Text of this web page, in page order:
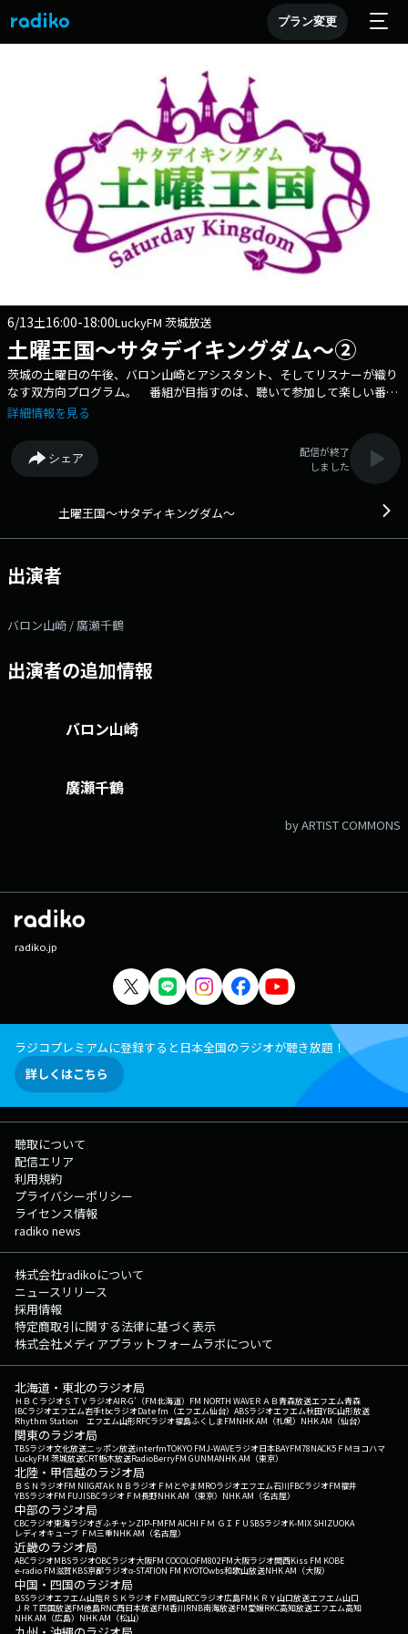
プラン変更
6/13土16:00-18:00LuckyFM 茨城放送
土曜王国～サタデイキングダム～②
茨城の土曜日の午後、バロン山崎とアシスタント、そしてリスナーが織り
なす双方向プログラム。 番組が目指すのは、聴いて参加して楽しい番組
です。 長期政権になりつつあるバロン国王と3代目アシスタント廣瀬千
キニスト）になりませんか。▼14:45「サタキンスペシャル」 ■第2週
【なりきりクエスト】 バロンと廣瀬に読んで欲しい文章・短文・フレー
ズなどをどんな風に読んで欲しいかを指定して送ってもらい、出来る限り
に関する話題を理学博士の三上先生に伺います。 ▼16:10「オールウ
▼17:15「世界おもしろニュース」 海外ニュースの中から「おもしろ
い」と思われるものを紹介します。 メッセージはこちら！ メール：
詳細情報を見る
シェア
配信が終了
しました
土曜王国～サタディキングダム～
出演者
バロン山崎 / 廣瀬千鶴
出演者の追加情報
バロン山崎
廣瀬千鶴
by ARTIST COMMONS
radiko.jp
ラジコプレミアムに登録すると日本全国のラジオが聴き放題！
詳しくはこちら
聴取について
配信エリア
利用規約
プライバシーポリシー
ライセンス情報
radiko news
株式会社radikoについて
ニュースリリース
採用情報
特定商取引に関する法律に基づく表示
株式会社メディアプラットフォームラボについて
北海道・東北のラジオ局
ＨＢＣラジオＳＴＶラジオAIR-G'（FM北海道） FM NORTH WAVEＲＡＢ青森放送エフエム青森
IBCラジオエフエム岩手tbcラジオDate fm（エフエム仙台） ABSラジオエフエム秋田YBC山形放送
Rhythm Station エフエム山形RFCラジオ福島ふくしまFMNHK AM（札幌） NHK AM（仙台）
関東のラジオ局
TBSラジオ文化放送ニッポン放送interfmTOKYO FMJ-WAVEラジオ日本BAYFM78NACK5 ＦＭヨコハマ
LuckyFM 茨城放送CRT栃木放送RadioBerryFM GUNMANHK AM（東京）
北陸・甲信越のラジオ局
ＢＳＮラジオFM NIIGATAＫＮＢラジオ ＦＭとやまMROラジオエフエム石川FBCラジオFM福井
YBSラジオFM FUJISBCラジオ ＦＭ長野NHK AM（東京） NHK AM（名古屋）
中部のラジオ局
CBCラジオ東海ラジオぎふチャンZIP-FMFM AICHI ＦＭ ＧＩＦＵ SBSラジオK-MIX SHIZUOKA
レディオキューブ ＦＭ三重NHK AM（名古屋）
近畿のラジオ局
ABCラジオMBSラジオOBCラジオ大阪FM COCOLOFM802FM大阪ラジオ関西Kiss FM KOBE
e-radio FM滋賀KBS京都ラジオα-STATION FM KYOTOwbs和歌山放送NHK AM（大阪）
中国・四国のラジオ局
BSSラジオエフエム山陰ＲＳＫラジオ ＦＭ岡山RCCラジオ広島FM ＫＲＹ山口放送エフエム山口
ＪＲＴ四国放送FM徳島RNC西日本放送FM香川RNB南海放送FM愛媛RKC高知放送エフエム高知
NHK AM（広島） NHK AM（松山）